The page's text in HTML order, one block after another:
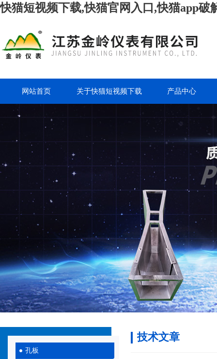
快猫短视频下载,快猫官网入口,快猫app
网站首页 关于快猫短视频下载 产品中心
孔板
技术文章